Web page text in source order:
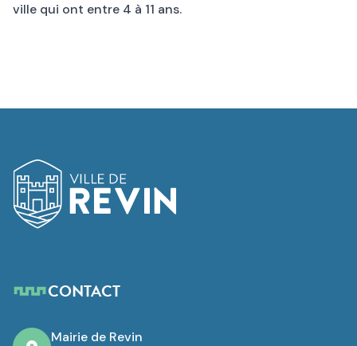
ville qui ont entre 4 à 11 ans.
CONTACT
Mairie de Revin